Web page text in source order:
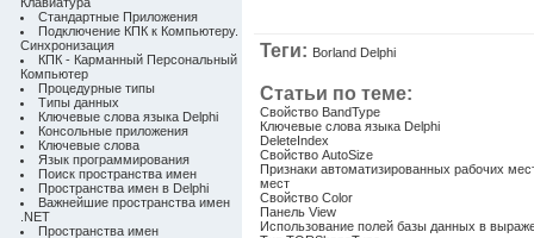
Стандартные Приложения
Подключение КПК к Компьютеру.
Синхронизация
КПК - Карманный Персональный
Компьютер
Процедурные типы
Типы данных
Ключевые слова языка Delphi
Консольные приложения
Ключевые слова
Язык программирования
Поиск пространства имен
Пространства имен в Delphi
Важнейшие пространства имен
.NET
Пространства имен
Теги: Borland Delphi
Статьи по теме:
Свойство BandType
Ключевые слова языка Delphi
DeleteIndex
Свойство AutoSize
Признаки автоматизированных рабочих
мест
Свойство Color
Панель View
Использование полей базы данных в